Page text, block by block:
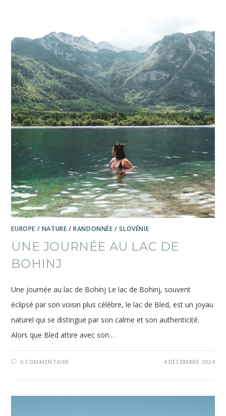
EUROPE / NATURE /RANDONNÉE /SLOVÉNIE
UNE JOURNÉE AU LAC DE
BOHINJ
Une journée au lac de Bohinj Le lac de Bohinj, souvent
éclipsé par son voisin plus célèbre, le lac de Bled, est un joyau
naturel qui se distingue par son calme et son authenticité.
Alors que Bled attire avec son…
0 COMMENTAIRE 4 DÉCEMBRE 2024